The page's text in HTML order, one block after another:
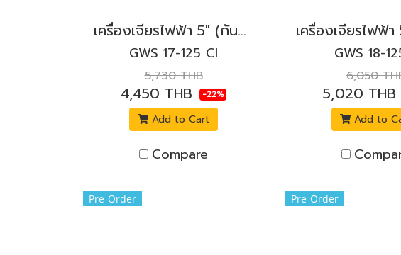
เครื่องเจียรไฟฟ้า 5" (กันสะบัด) 1,700W. BOSCH รุ่น GWS 17-125 CI สวิตช์ข้างล็อค
GWS 17-125 CI
5,730 THB
4,450 THB -22%
Add to Cart
Compare
GWS 18-
6,050
5,020 THB
Add to
Pre-Order Pre-Order